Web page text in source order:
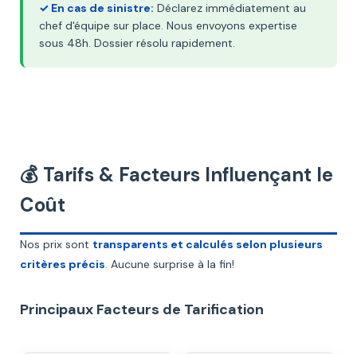
✓ En cas de sinistre: Déclarez immédiatement au
chef d'équipe sur place. Nous envoyons expertise
sous 48h. Dossier résolu rapidement.
💰 Tarifs & Facteurs Influençant le
Coût
Nos prix sont transparents et calculés selon plusieurs
critères précis. Aucune surprise à la fin!
Principaux Facteurs de Tarification